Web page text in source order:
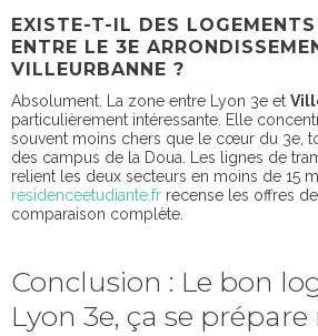
EXISTE-T-IL DES
ENTRE LE 3E
VILLEURBANNE ?
Absolument. La zone entre Lyon 3e et
particulièrement intéressante. Elle
souvent moins chers que le cœur du 3e,
des campus de la Doua. Les lignes de
relient les deux secteurs en moins de 15
residenceetudiante.fr recense les offres
comparaison complète.
Conclusion : Le bon
Lyon 3e, ça se